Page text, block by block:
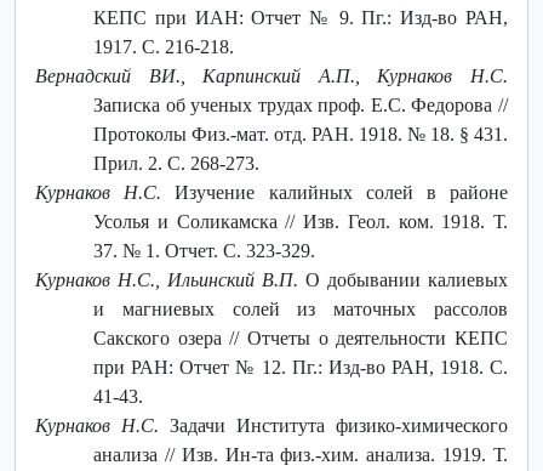
КЕПС при ИАН: Отчет № 9. Пг.: Изд-во РАН,
1917. С. 216-218.
Вернадский ВИ., Карпинский А.П., Курнаков Н.С.
Записка об ученых трудах проф. Е.С. Федорова //
Протоколы Физ.-мат. отд. РАН. 1918. № 18. § 431.
Прил. 2. С. 268-273.
Курнаков Н.С.Изучение калийных солей в районе
Усолья и Соликамска // Изв. Геол. ком. 1918. Т.
37. № 1. Отчет. С. 323-329.
Курнаков Н.С., Ильинский В.П. О добывании калиевых
и магниевых солей из маточных рассолов
Сакского озера // Отчеты о деятельности КЕПС
при РАН: Отчет № 12. Пг.: Изд-во РАН, 1918. С.
41-43.
Курнаков Н.С. Задачи Института физико-химического
анализа // Изв. Ин-та физ.-хим. анализа. 1919. Т.